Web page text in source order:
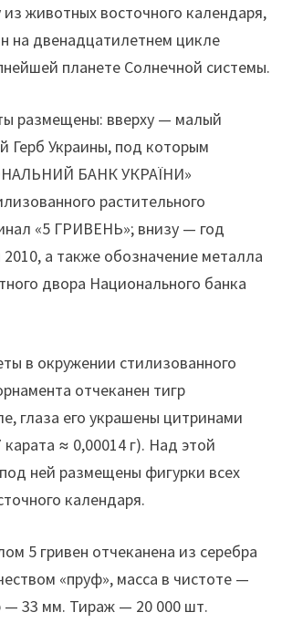
животных восточного календаря,
на двенадцатилетнем цикле
планете Солнечной системы.
размещены: вверху — малый
Герб Украины, под которым
БАНК УКРАЇНИ»
растительного
«5 ГРИВЕНЬ»; внизу — год
а также обозначение металла
двора Национального банка
в окружении стилизованного
отчеканен тигр
глаза его украшены цитринами
карата ≈ 0,00014 г). Над этой
ней размещены фигурки всех
календаря.
5 гривен отчеканена из серебра
«пруф», масса в чистоте —
— 33 мм. Тираж — 20 000 шт.